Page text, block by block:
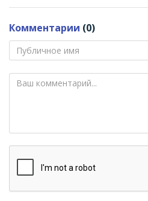
Комментарии (0)